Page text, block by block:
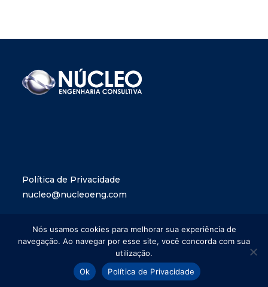
Política de Privacidade
nucleo@nucleoeng.com
Copyright @ 2022 Núcleo Engenharia. Desenvolvido por
Nós usamos cookies para melhorar sua experiência de
navegação. Ao navegar por esse site, você concorda com sua
utilização.
Ok
Política de Privacidade